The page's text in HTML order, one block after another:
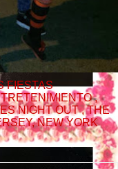
FIESTAS
,
NIGHT OUT , THE
NEW YORK